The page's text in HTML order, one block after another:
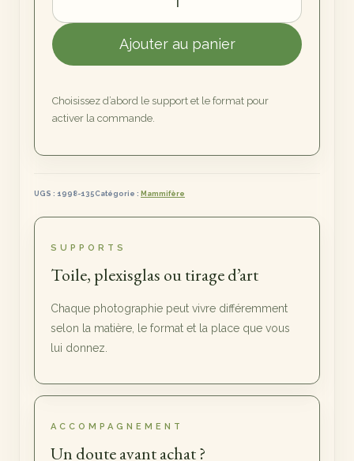
de
Photographie
de
sur
huile
Ajouter au panier
Choisissez d’abord le support et le format pour
activer la commande.
UGS : 1998-135Catégorie : Mammifère
SUPPORTS
Toile, plexisglas ou tirage d’art
Chaque photographie peut vivre différemment
selon la matière, le format et la place que vous
lui donnez.
ACCOMPAGNEMENT
Un doute avant achat ?